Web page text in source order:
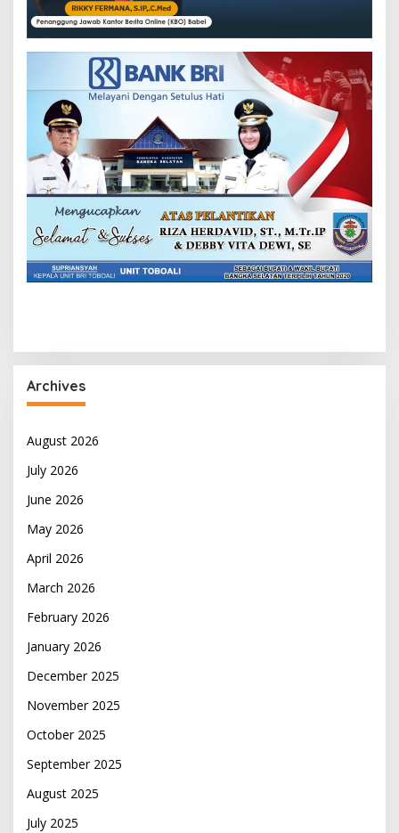
Archives
August 2026
July 2026
June 2026
May 2026
April 2026
March 2026
February 2026
January 2026
December 2025
November 2025
October 2025
September 2025
August 2025
July 2025